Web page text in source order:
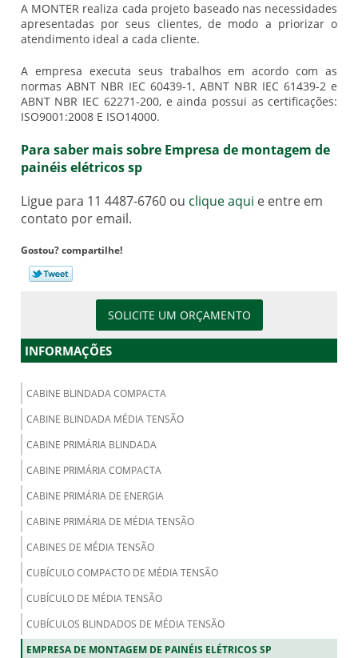
A MONTER realiza cada projeto baseado nas necessidades
apresentadas por seus clientes, de modo a priorizar o
atendimento ideal a cada cliente.
A empresa executa seus trabalhos em acordo com as
normas ABNT NBR IEC 60439-1, ABNT NBR IEC 61439-2 e
ABNT NBR IEC 62271-200, e ainda possui as certificações:
ISO9001:2008 E ISO14000.
Para saber mais sobre Empresa de montagem de
painéis elétricos sp
Ligue para 11 4487-6760ou clique aqui e entre em
contato por email.
Gostou? compartilhe!
SOLICITE UM ORÇAMENTO
INFORMAÇÕES
CABINE BLINDADA COMPACTA
CABINE BLINDADA MÉDIA TENSÃO
CABINE PRIMÁRIA BLINDADA
CABINE PRIMÁRIA COMPACTA
CABINE PRIMÁRIA DE ENERGIA
CABINE PRIMÁRIA DE MÉDIA TENSÃO
CABINES DE MÉDIA TENSÃO
CUBÍCULO COMPACTO DE MÉDIA TENSÃO
CUBÍCULO DE MÉDIA TENSÃO
CUBÍCULOS BLINDADOS DE MÉDIA TENSÃO
EMPRESA DE MONTAGEM DE PAINÉIS ELÉTRICOS SP